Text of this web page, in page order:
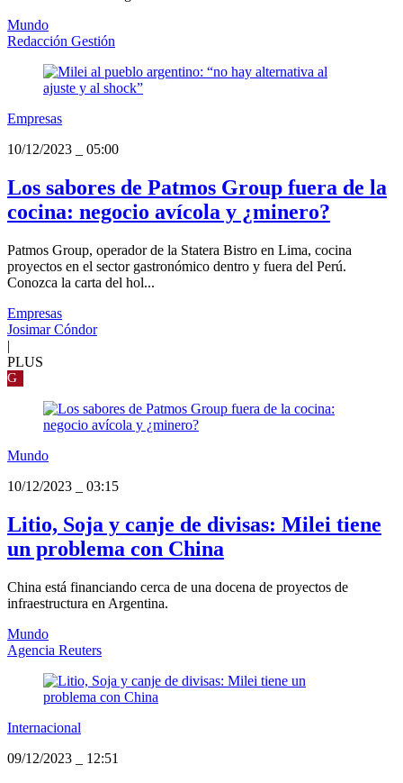
Mundo
Redacción Gestión
Empresas
10/12/2023
05:00
Los sabores de Patmos Group fuera de la
cocina: negocio avícola y ¿minero?
Patmos Group, operador de la Statera Bistro en Lima, cocina
proyectos en el sector gastronómico dentro y fuera del Perú.
Conozca la carta del hol...
Empresas
Josimar Cóndor
|
PLUS
G
Mundo
10/12/2023
03:15
Litio, Soja y canje de divisas: Milei tiene
un problema con China
China está financiando cerca de una docena de proyectos de
infraestructura en Argentina.
Mundo
Agencia Reuters
Internacional
09/12/2023
12:51